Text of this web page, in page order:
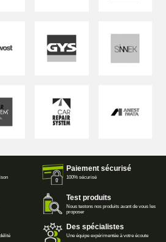
Paiement sécurisé
100% sécurisé
Test produits
Nous testons nos produits avant de vous les
proposer
Des spécialistes
Une équipe expérimentée à votre écoute